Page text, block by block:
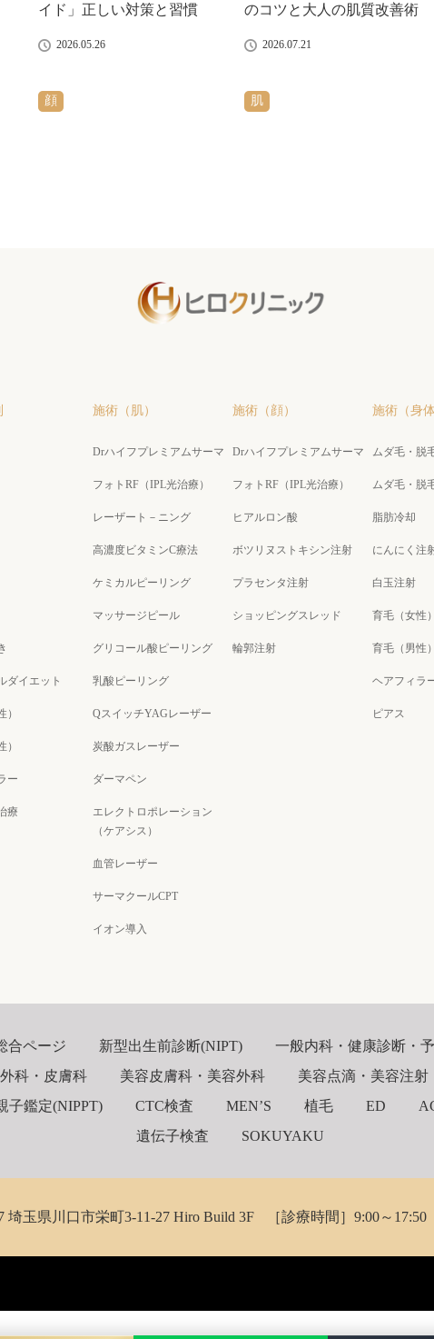
イド」正しい対策と習慣
2026.05.26
顔
のコツと大人の肌質改善術
2026.07.21
肌
ダイエット
）
）
ー
療
施術（肌）
Drハイフプレミアムサーマ
フォトRF（IPL光治療）
レーザート－ニング
高濃度ビタミンC療法
ケミカルピーリング
マッサージピール
グリコール酸ピーリング
乳酸ピーリング
QスイッチYAGレーザー
炭酸ガスレーザー
ダーマペン
エレクトロポレーション
（ケアシス）
血管レーザー
サーマクールCPT
イオン導入
施術（顔）
Drハイフプレミアムサーマ
フォトRF（IPL光治療）
ヒアルロン酸
ボツリヌストキシン注射
プラセンタ注射
ショッピングスレッド
輪郭注射
施術（身
ムダ毛・脱
ムダ毛・脱
脂肪冷却
にんにく注
白玉注射
育毛（女性）
育毛（男性）
ヘアフィラ
ピアス
合ページ 新型出生前診断(NIPT) 一般内科・健康診断・
科・皮膚科 美容皮膚科・美容外科 美容点滴・美容注射
子鑑定(NIPPT)
CTC検査 MEN’S 植毛 ED
遺伝子検査
SOKUYAKU
埼玉県川口市栄町3-11-27 Hiro Build 3F ［診療時間］9:00～17:50